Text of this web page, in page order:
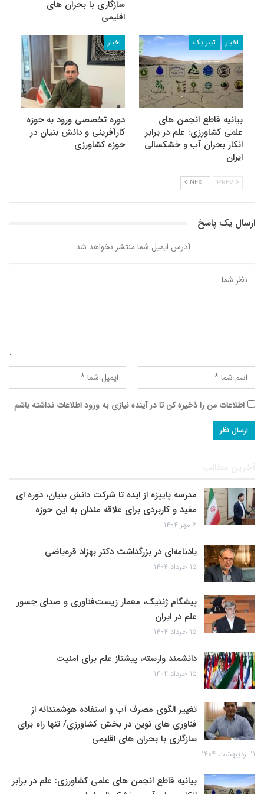
سازگاری با بحران های
اقلیمی
اخبار تیتر یک
بیانیه قاطع انجمن های
علمی کشاورزی: علم در برابر
انکار بحران آب و خشکسالی
ایران
اخبار
دوره تخصصی ورود به حوزه
کارآفرینی و دانش بنیان در
حوزه کشاورزی
NEXT
ارسال یک پاسخ
آدرس ایمیل شما منتشر نخواهد شد.
اطلاعات من را ذخیره کن تا در آینده نیازی به ورود اطلاعات نداشته باشم
آخرین مطالب
مدرسه پاییزه از ایده تا شرکت دانش بنیان، دوره ای
مفید و کاربردی برای علاقه مندان به این حوزه
۶ مهر ۱۴۰۴
یادنامه‌ای در بزرگداشت دکتر بهزاد قره‌یاضی
۱۵ خرداد ۱۴۰۴
پیشگام ژنتیک، معمار زیست‌فناوری و صدای جسور
علم در ایران
۱۵ خرداد ۱۴۰۴
دانشمند وارسته، پیشتاز علم برای امنیت
۱۵ خرداد ۱۴۰۴
تغییر الگوی مصرف آب و استفاده هوشمندانه از
فناوری های نوین در بخش کشاورزی/ تنها راه برای
سازگاری با بحران های اقلیمی
۱۱ اردیبهشت ۱۴۰۴
بیانیه قاطع انجمن های علمی کشاورزی: علم در برابر